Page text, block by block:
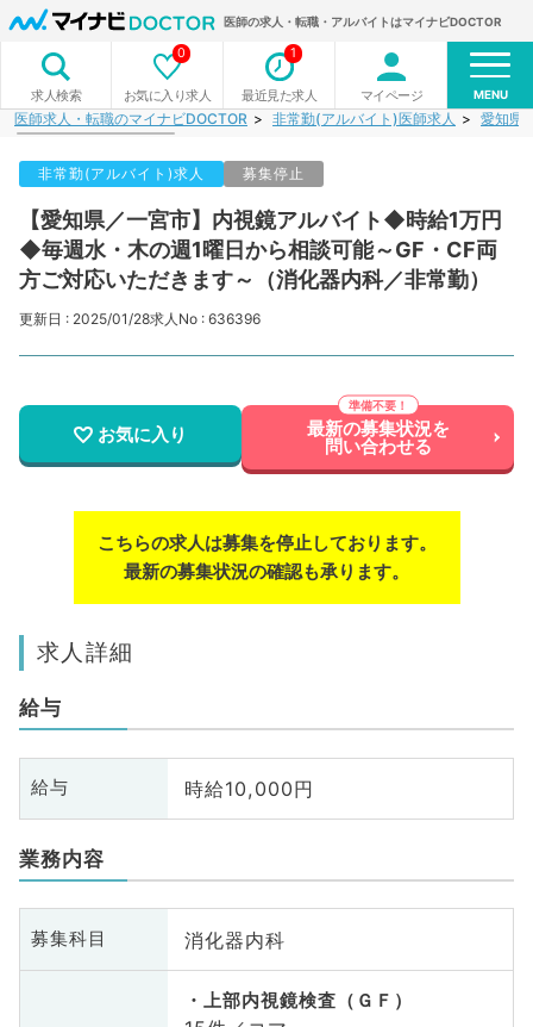
医師の求人・転職・アルバイトはマイナビDOCTOR
求人検索 お気に入り求人
0
最近見た求人
1
マイページ MENU
医師求人・転職のマイナビDOCTOR 非常勤(アルバイト)医師求人 愛知県
非常勤(アルバイト)求人 募集停止
【愛知県／一宮市】内視鏡アルバイト◆時給1万円
◆毎週水・木の週1曜日から相談可能～GF・CF両
方ご対応いただきます～（消化器内科／非常勤）
更新日 : 2025/01/28求人No : 636396
お気に入り 最新の募集状況を
問い合わせる
こちらの求人は募集を停止しております。
最新の募集状況の確認も承ります。
求人詳細
給与
給与 時給10,000円
業務内容
募集科目 消化器内科
上部内視鏡検査（ＧＦ）